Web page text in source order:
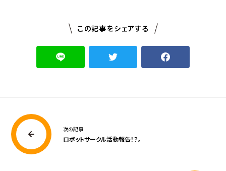
この記事をシェアする
次の記事
ロボットサークル活動報告！？。